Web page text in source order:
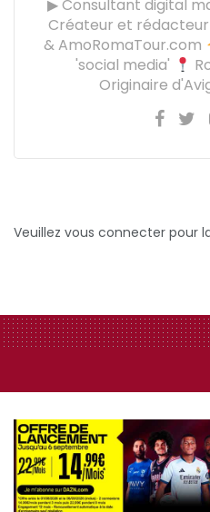
▶ Consultant digital
Créateur et
& AmoRomaTour.com
'social media'
Originaire
Veuillez vous connecter pour